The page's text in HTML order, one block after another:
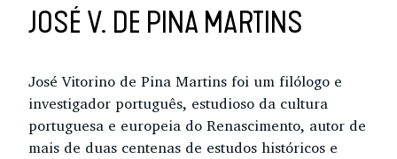
JOSÉ V. DE PINA MARTINS
José Vitorino de Pina Martins foi um filólogo e
investigador português, estudioso da cultura
portuguesa e europeia do Renascimento, autor de
mais de duas centenas de estudos históricos e